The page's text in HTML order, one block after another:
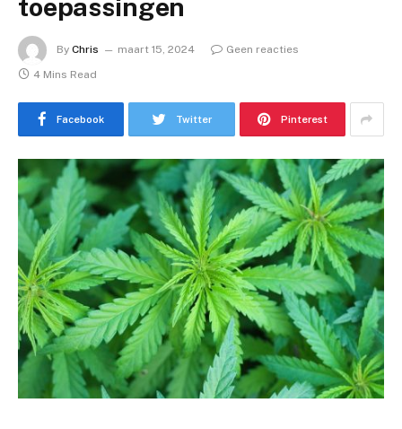
toepassingen
By Chris maart 15, 2024
Geen reacties
4 Mins Read
Facebook Twitter Pinterest